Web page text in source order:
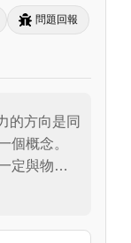
問題回報
的方向是同
個概念。
定與物體
如何區別
摩擦力的